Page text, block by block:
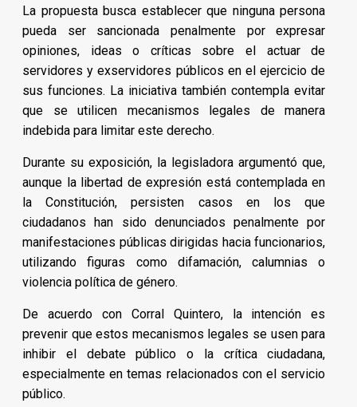
La propuesta busca establecer que ninguna persona
pueda ser sancionada penalmente por expresar
opiniones, ideas o críticas sobre el actuar de
servidores y exservidores públicos en el ejercicio de
sus funciones. La iniciativa también contempla evitar
que se utilicen mecanismos legales de manera
indebida para limitar este derecho.
Durante su exposición, la legisladora argumentó que,
aunque la libertad de expresión está contemplada en
la Constitución, persisten casos en los que
ciudadanos han sido denunciados penalmente por
manifestaciones públicas dirigidas hacia funcionarios,
utilizando figuras como difamación, calumnias o
violencia política de género.
De acuerdo con Corral Quintero, la intención es
prevenir que estos mecanismos legales se usen para
inhibir el debate público o la crítica ciudadana,
especialmente en temas relacionados con el servicio
público.